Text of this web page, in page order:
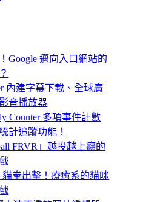
Google 邁向入口網站的
內建字幕下載、全球廣
音播放器
Counter 多項事件計數
計追蹤功能！
FRVR」越投越上癮的
貓拳出擊！療癒系的貓咪